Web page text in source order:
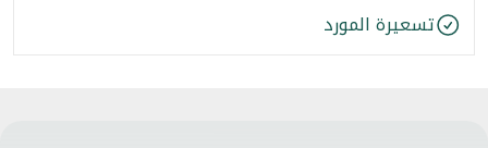
تسعيرة المورد